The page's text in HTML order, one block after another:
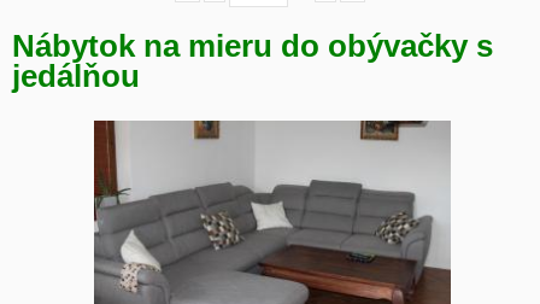
Nábytok na mieru do obývačky s
jedálňou